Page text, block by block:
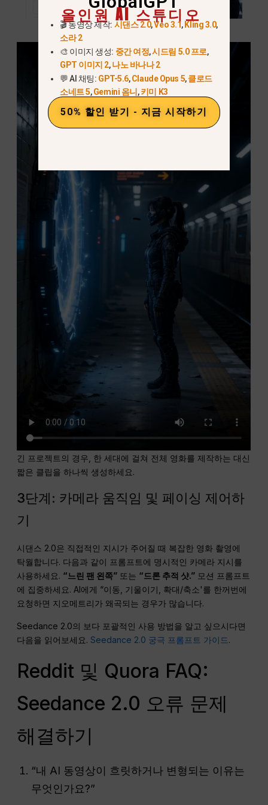
긴 프로젝트의 경우, 한 세대에 걸쳐 전체 영화를 제작하는 대신
짧은 클립을 하나씩 생성하세요.
3단계: 카메라 움직임 및 페이싱 제어하
기
시댄스 2.0은 직접적인 지시가 주어질 때 복잡한 영화 촬영에
탁월합니다. 다음과 같이 프롬프트에 명시적인 카메라 지시를
사용하세요. “느린 팬 왼쪽” 또는 “드론 추적 샷.” 모션 프롬프트
에 집중하세요. AI에게 “이동, 기울이기, 확대/축소'를 한꺼번에
요청하면 지오메트리가 왜곡되는 경우가 많습니다.
Seedance 2.0의 보다 포괄적인 사용 방법을 알고 싶으시다면
다음을 읽어보세요. Seedance 2.0 궁극 프롬프트 가이드.
Reddit 및 Quora FAQ:
Seedance 2.0 오류 문제
해결하기
“내 AI 동영상이 흐릿하거나 변형되는 이유는
무엇인가요?”
올인원 AI 스튜디오
🎬 동영상 제작: 시댄스 2.0,Veo 3.1,Kling 3.0,
소라 2
🎨 이미지 생성: 중간 여정,시드림 5.0 프로,
GPT 이미지 2,나노 바나나 2
💬 AI 채팅: GPT-5.6,Claude Opus 5,클로드
소네트 5,Gemini 옴니,키미 K3
50% 할인 받기 - 지금 시작하기